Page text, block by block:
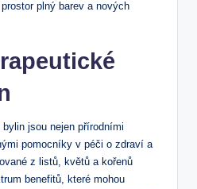
plný barev a nových
jsou nejen přírodními
pomocníky v péči o zdraví a
z listů, květů a kořenů
benefitů, ⁢které mohou